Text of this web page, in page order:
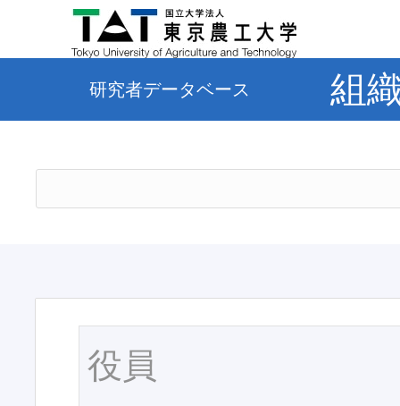
研究者データベース 組
役員